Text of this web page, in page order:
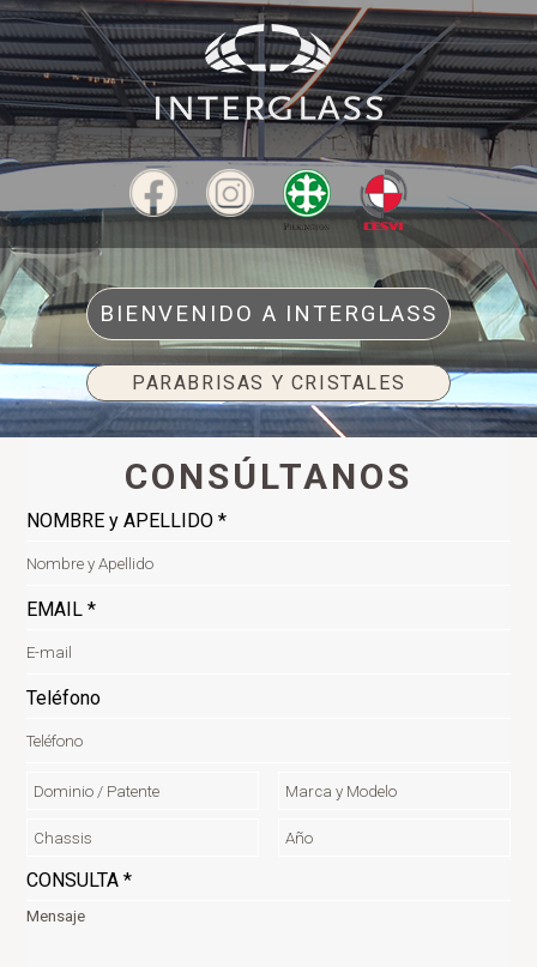
BIENVENIDO A INTERGLASS
PARABRISAS Y CRISTALES
CONSÚLTANOS
NOMBRE y APELLIDO *
EMAIL *
Teléfono
CONSULTA *